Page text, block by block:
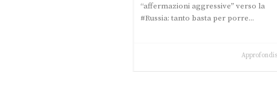
“affermazioni aggressive” verso la
#Russia: tanto basta per porre...